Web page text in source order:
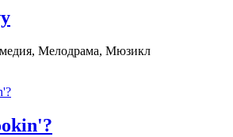
Мелодрама, Мюзикл